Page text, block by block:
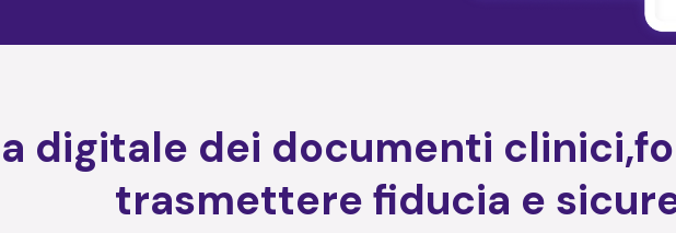
digitale dei documenti
trasmettere fiducia e